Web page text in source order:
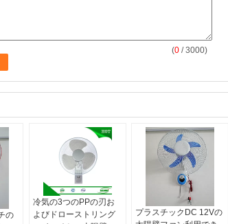
(0 / 3000)
の
冷気の3つのPPの刃お
よびドローストリング
プラスチックDC 12Vの